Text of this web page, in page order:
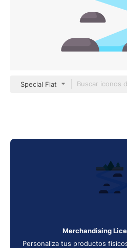
Special Flat
Merchandising
Personaliza tus productos